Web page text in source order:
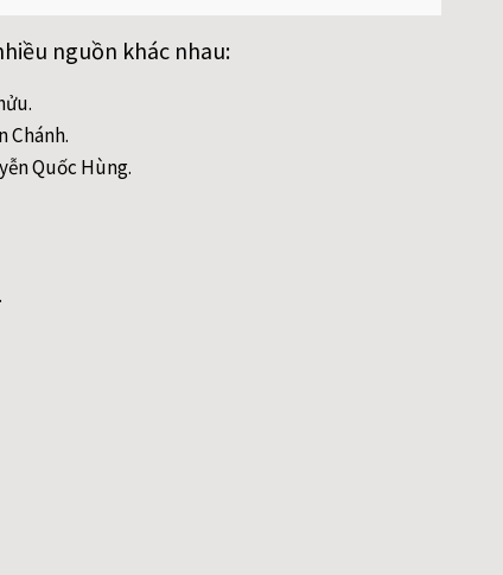
nguồn khác nhau:
Chánh.
Quốc Hùng.